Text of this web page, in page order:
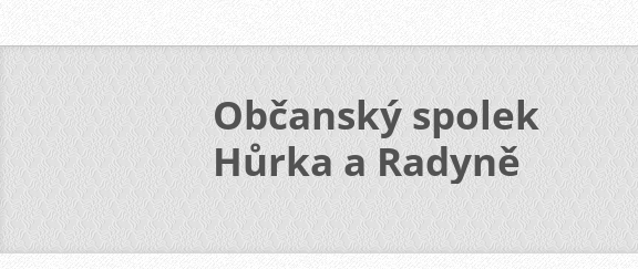
Občanský spolek
Hůrka a Radyně